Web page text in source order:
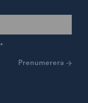
Prenumerera